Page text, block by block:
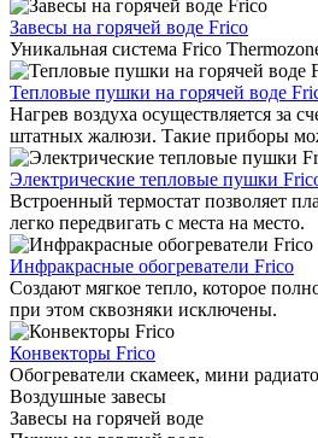
Завесы на горячей воде Frico
Уникальная система Frico
Тепловые пушки на горячей воде
Нагрев воздуха осуществляется за
штатных жалюзи. Такие приборы
Электрические тепловые пушки
Встроенный термостат позволяет
легко передвигать с места на место.
Инфракрасные обогреватели Frico
Создают мягкое тепло, которое
при этом сквозняки исключены.
Конвекторы Frico
Обогреватели скамеек, мини
Воздушные завесы
Завесы на горячей воде